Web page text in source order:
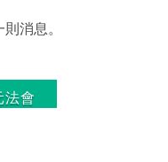
消息。
法會